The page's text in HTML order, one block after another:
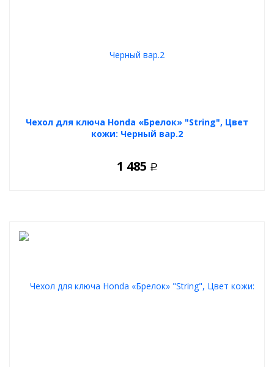
Чехол для ключа Honda «Брелок» "String", Цвет
кожи: Черный вар.2
1 485 Р